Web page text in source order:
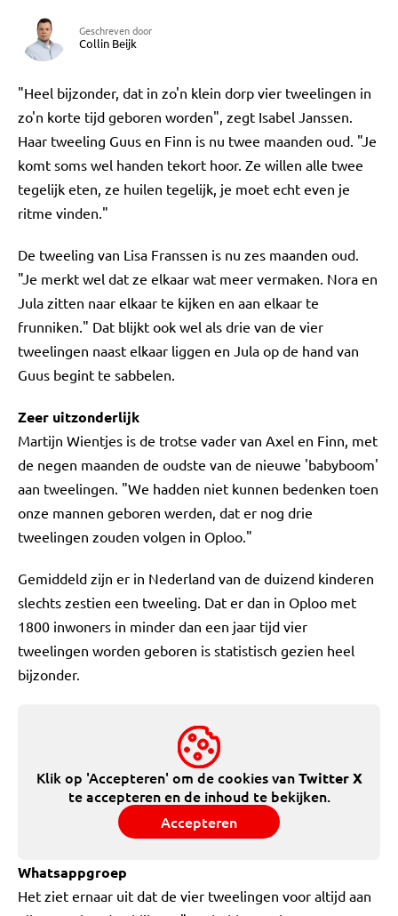
Geschreven door
Collin Beijk
"Heel bijzonder, dat in zo'n klein dorp vier tweelingen in
zo'n korte tijd geboren worden", zegt Isabel Janssen.
Haar tweeling Guus en Finn is nu twee maanden oud. "Je
komt soms wel handen tekort hoor. Ze willen alle twee
tegelijk eten, ze huilen tegelijk, je moet echt even je
ritme vinden."
De tweeling van Lisa Franssen is nu zes maanden oud.
"Je merkt wel dat ze elkaar wat meer vermaken. Nora en
Jula zitten naar elkaar te kijken en aan elkaar te
frunniken." Dat blijkt ook wel als drie van de vier
tweelingen naast elkaar liggen en Jula op de hand van
Guus begint te sabbelen.
Zeer uitzonderlijk
Martijn Wientjes is de trotse vader van Axel en Finn, met
de negen maanden de oudste van de nieuwe 'babyboom'
aan tweelingen. "We hadden niet kunnen bedenken toen
onze mannen geboren werden, dat er nog drie
tweelingen zouden volgen in Oploo."
Gemiddeld zijn er in Nederland van de duizend kinderen
slechts zestien een tweeling. Dat er dan in Oploo met
1800 inwoners in minder dan een jaar tijd vier
tweelingen worden geboren is statistisch gezien heel
bijzonder.
Klik op 'Accepteren' om de cookies vanTwitter X
te accepteren en de inhoud te bekijken.
Accepteren
Whatsappgroep
Het ziet ernaar uit dat de vier tweelingen voor altijd aan